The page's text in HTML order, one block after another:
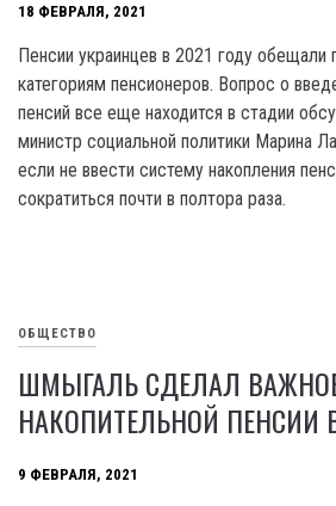
18 ФЕВРАЛЯ, 2021
Пенсии украинцев в 2021 году
категориям пенсионеров. Вопрос о
пенсий все еще находится в стадии
министр социальной политики Марина
если не ввести систему накопления
сократиться почти в полтора раза.
ОБЩЕСТВО
ШМЫГАЛЬ СДЕЛАЛ
НАКОПИТЕЛЬНОЙ ПЕНСИИ
9 ФЕВРАЛЯ, 2021